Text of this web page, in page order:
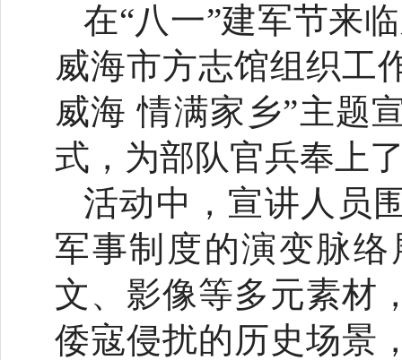
在“八一”建军节来
威海市方志馆组织工
威海 情满家乡”主题
式，为部队官兵奉上
活动中，宣讲人员
军事制度的演变脉
文、影像等多元素材
倭寇侵扰的历史场景